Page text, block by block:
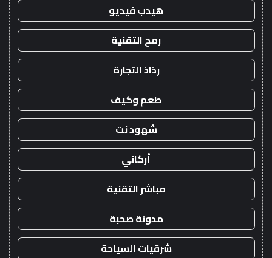
هيدب فيديو
رمح التقنية
رذاذ التجارة
طعم وكيف
شهود نت
أركاني
مباشر التقنية
مدونة صحبة
شرقيات السياحة